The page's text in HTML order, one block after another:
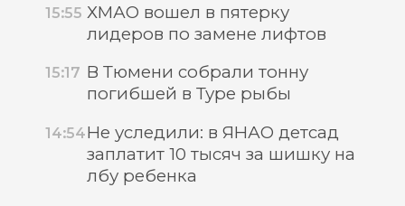
15:55 ХМАО вошел в пятерку
лидеров по замене лифтов
15:17 В Тюмени собрали тонну
погибшей в Туре рыбы
14:54Не уследили: в ЯНАО детсад
заплатит 10 тысяч за шишку на
лбу ребенка